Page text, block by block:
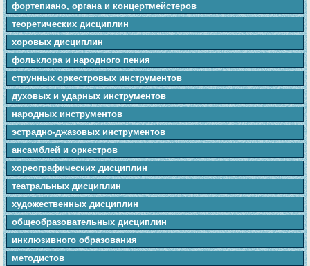
фортепиано, органа и концертмейстеров
теоретических дисциплин
хоровых дисциплин
фольклора и народного пения
cтpунныx оркестровых инструментов
духовых и ударных инструментов
народных инструментов
эстрадно-джазовых инструментов
ансамблей и оркестров
хореографических дисциплин
театральных дисциплин
художественных дисциплин
общеобразовательных дисциплин
инклюзивного образования
методистов